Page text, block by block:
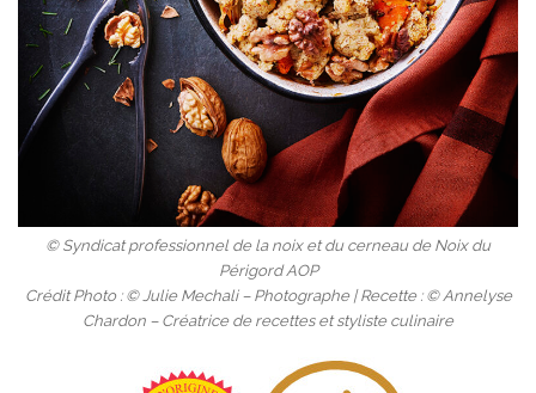
© Syndicat professionnel de la noix et du cerneau de Noix du
Périgord AOP
Crédit Photo : © Julie Mechali – Photographe | Recette : © Annelyse
Chardon – Créatrice de recettes et styliste culinaire